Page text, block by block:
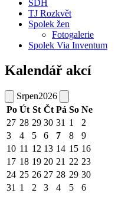
SDH
TJ Rozkvět
Spolek žen
Fotogalerie
Spolek Via Inventum
Kalendář akcí
Srpen2026
Po Út St Čt Pá So Ne
27 28 29 30 31 1
2
3
4 5 6 7 8
9
10 11 12 13 14 15 16
17 18 19 20 21 22 23
24 25 26 27 28 29 30
31 1 2 3 4 5 6